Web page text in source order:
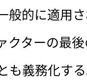
般的に適用
クターの最
も義務化す